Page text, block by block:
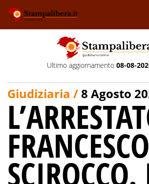
Ultimo aggiornamento 08-08-
Giudiziaria /8 Agosto
FRANCESCO
SCIROCCO.